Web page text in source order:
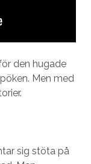
den hugade
Men med
sig stöta på